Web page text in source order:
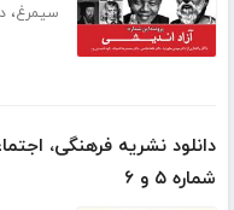
سیمرغ،
دانلود نشریه فرهنگی،
شماره ۵ و ۶